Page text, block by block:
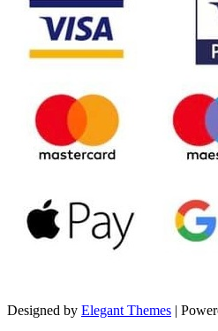
Designed by Elegant Themes |